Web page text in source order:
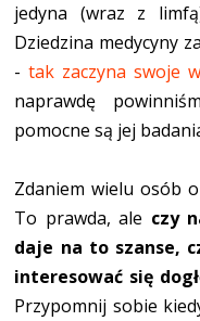
jedyna (wraz z
Dziedzina medycyny
-tak zaczyna swoje
naprawdę
pomocne są jej
Zdaniem wielu osób
To prawda, ale czy
daje na to szanse,
interesować się
Przypomnij sobie